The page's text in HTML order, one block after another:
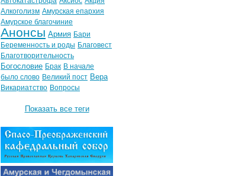
Алкоголизм Амурская епархия
Амурское благочиние
Анонсы Армия Бари
Беременность и роды Благовест
Благотворительность
Богословие Брак В начале
было слово Великий пост Вера
Викариатство Вопросы
Показать все теги